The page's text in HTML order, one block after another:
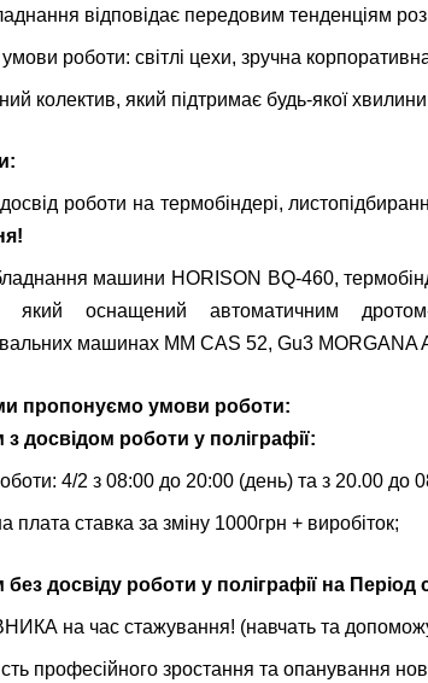
відповідає передовим тенденціям
умови роботи: світлі цехи, зручна
колектив, який підтримає будь-якої
роботи на термобіндері,
машини HORISON BQ-460,
який оснащений автоматичним
машинах ММ CAS 52, Gu3 MORGANA
пропонуємо умови роботи:
досвідом роботи у поліграфії:
4/2 з 08:00 до 20:00 (день) та з 20.00 до
плата ставка за зміну 1000грн + виробіток;
досвіду роботи у поліграфії на Період
на час стажування! (навчать та
професійного зростання та опанування